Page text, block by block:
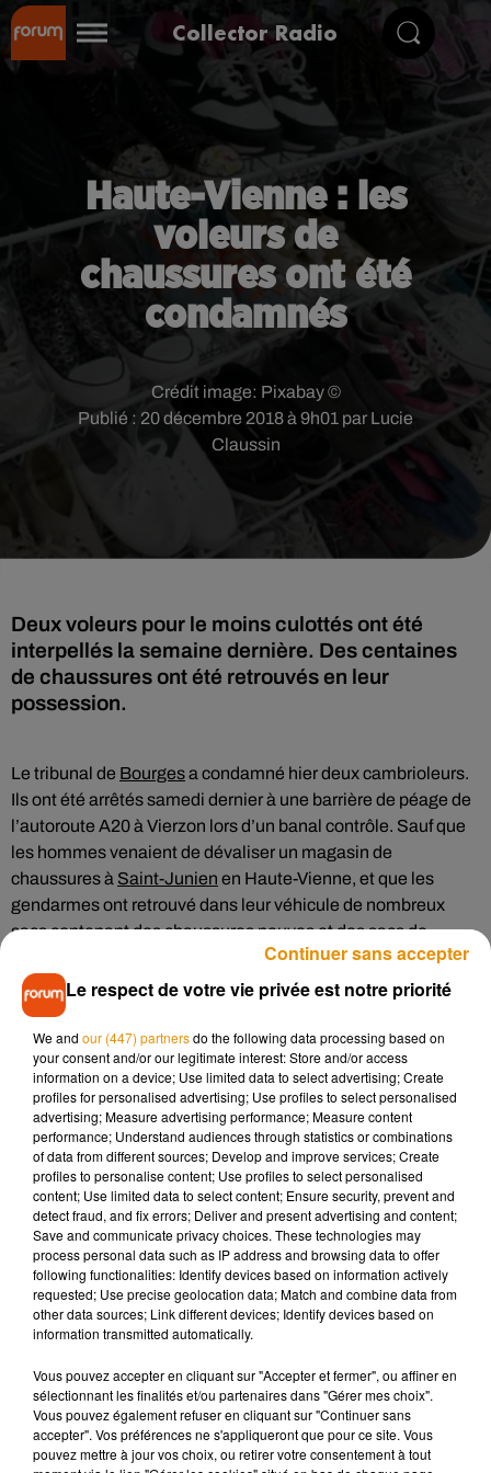
Collector Radio
Haute-Vienne : les
voleurs de
chaussures ont été
condamnés
Publié : 20 décembre 2018 à 9h01 par Lucie
Claussin
Crédit image: Pixabay ©
Deux voleurs pour le moins culottés ont été
interpellés la semaine dernière. Des centaines
de chaussures ont été retrouvés en leur
possession.
Le tribunal de Bourgesa condamné hier deux cambrioleurs.
Ils ont été arrêtés samedi dernier à une barrière de péage de
l’autoroute A20 à Vierzon lors d’un banal contrôle. Sauf que
les hommes venaient de dévaliser un magasin de
chaussures à Saint-Junien en Haute-Vienne, et que les
gendarmes ont retrouvé dans leur véhicule de nombreux
sacs contenant des chaussures neuves et des sacs de
marque. De plus, le conducteur roulait sans permis et son
véhicule n’était pas assuré.
Le butin de chaussures, estimé à 17 000 euros a été restitué
dans la foulée au propriétaire du magasin. Déjà bien connus
des autorités, les voleurs ont écopé d’un an de prison ferme
et ont été directement conduits en prison.
Musique
7 août 2026
Madonna sort enfin le remix de « Love
Sensation » avec Kylie Minogue
7 août 2026
Angèle et Amélie Lens dévoilent leur
collaboration tant attendue
Le respect de votre vie privée est notre priorité
We and our (447) partnersdo the following data processing based on
your consent and/or our legitimate interest: Store and/or access
information on a device; Use limited data to select advertising; Create
profiles for personalised advertising; Use profiles to select personalised
advertising; Measure advertising performance; Measure content
performance; Understand audiences through statistics or combinations
of data from different sources; Develop and improve services; Create
profiles to personalise content; Use profiles to select personalised
content; Use limited data to select content; Ensure security, prevent and
detect fraud, and fix errors; Deliver and present advertising and content;
Save and communicate privacy choices. These technologies may
process personal data such as IP address and browsing data to offer
following functionalities: Identify devices based on information actively
requested; Use precise geolocation data; Match and combine data from
other data sources; Link different devices; Identify devices based on
information transmitted automatically.
Vous pouvez accepter en cliquant sur "Accepter et fermer", ou affiner en
sélectionnant les finalités et/ou partenaires dans "Gérer mes choix".
Vous pouvez également refuser en cliquant sur "Continuer sans
accepter". Vos préférences ne s'appliqueront que pour ce site. Vous
pouvez mettre à jour vos choix, ou retirer votre consentement à tout
Continuer sans accepter